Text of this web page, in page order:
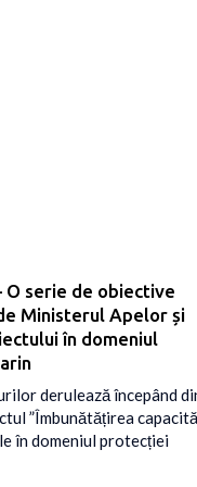
O serie de obiective
Ministerul Apelor și
în domeniul
derulează începând
”Îmbunătățirea
în domeniul protecției